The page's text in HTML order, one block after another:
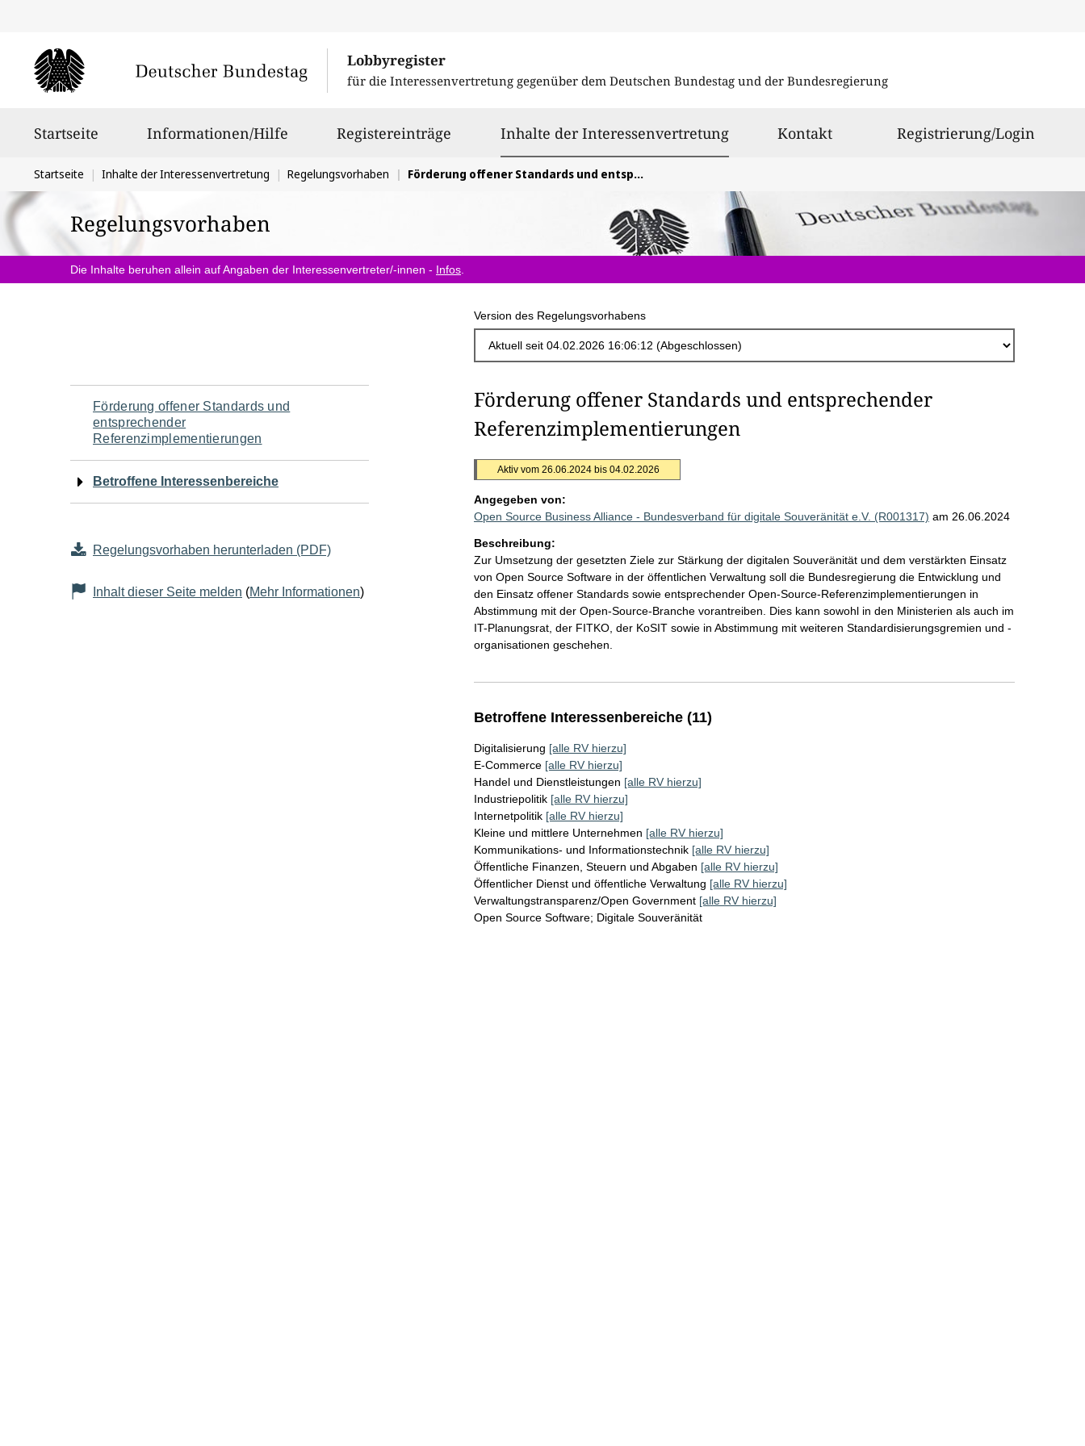
Lobbyregister
für die Interessenvertretung gegenüber dem Deutschen Bundestag und der Bundesregierung
Startseite Informationen/Hilfe Registereinträge Inhalte der Interessenvertretungausgewählt
Kontakt Registrierung/Login
Sie
befinden
sich
hier:
Startseite Inhalte der Interessenvertretung Regelungsvorhaben Förderung offener Standards und entsprechender Referenzimplementierungen
Regelungsvorhaben
Die Inhalte beruhen allein auf Angaben der Interessenvertreter/-innen - Infos
Version des Regelungsvorhabens
Navigation
für
den
Förderung offener Standards und
entsprechender
Referenzimplementierungen
Betroffene Interessenbereiche
Regelungsvorhaben herunterladen (PDF)
Inhalt dieser Seite melden (Mehr Informationen)
Förderung offener Standards und entsprechender
Referenzimplementierungen
Aktiv vom 26.06.2024 bis 04.02.2026
Angegeben von:
Open Source Business Alliance - Bundesverband für digitale Souveränität e.V. (R001317) am 26.06.2024
Beschreibung:
Zur Umsetzung der gesetzten Ziele zur Stärkung der digitalen Souveränität und dem verstärkten Einsatz
von Open Source Software in der öffentlichen Verwaltung soll die Bundesregierung die Entwicklung und
den Einsatz offener Standards sowie entsprechender Open-Source-Referenzimplementierungen in
Abstimmung mit der Open-Source-Branche vorantreiben. Dies kann sowohl in den Ministerien als auch im
IT-Planungsrat, der FITKO, der KoSIT sowie in Abstimmung mit weiteren Standardisierungsgremien und -
organisationen geschehen.
Betroffene Interessenbereiche (11)
Digitalisierung [alle RV hierzu]
E-Commerce [alle RV hierzu]
Handel und Dienstleistungen [alle RV hierzu]
Industriepolitik [alle RV hierzu]
Internetpolitik [alle RV hierzu]
Kleine und mittlere Unternehmen [alle RV hierzu]
Kommunikations- und Informationstechnik [alle RV hierzu]
Öffentliche Finanzen, Steuern und Abgaben [alle RV hierzu]
Öffentlicher Dienst und öffentliche Verwaltung [alle RV hierzu]
Verwaltungstransparenz/Open Government [alle RV hierzu]
Open Source Software; Digitale Souveränität